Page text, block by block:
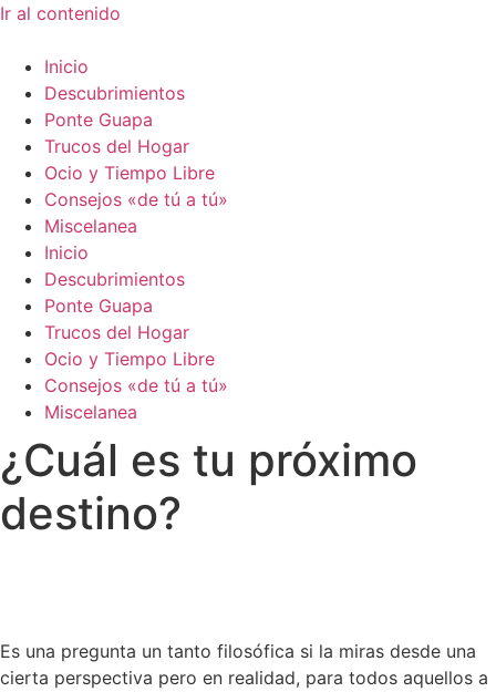
Ir al contenido
Inicio
Descubrimientos
Ponte Guapa
Trucos del Hogar
Ocio y Tiempo Libre
Consejos «de tú a tú»
Miscelanea
Inicio
Descubrimientos
Ponte Guapa
Trucos del Hogar
Ocio y Tiempo Libre
Consejos «de tú a tú»
Miscelanea
¿Cuál es tu próximo
destino?
Es una pregunta un tanto filosófica si la miras desde una
cierta perspectiva pero en realidad, para todos aquellos a